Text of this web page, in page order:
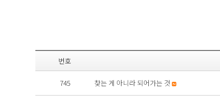
번호
745 찾는 게 아니라 되어가는 것